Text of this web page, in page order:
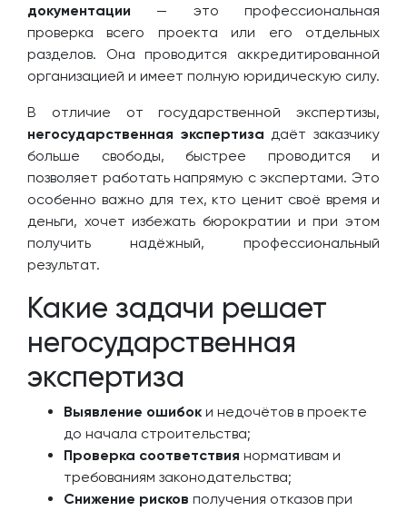
документации — это профессиональная
проверка всего проекта или его отдельных
разделов. Она проводится аккредитированной
организацией и имеет полную юридическую силу.
В отличие от государственной экспертизы,
негосударственная экспертиза даёт заказчику
больше свободы, быстрее проводится и
позволяет работать напрямую с экспертами. Это
особенно важно для тех, кто ценит своё время и
деньги, хочет избежать бюрократии и при этом
получить надёжный, профессиональный
результат.
Какие задачи решает
негосударственная
экспертиза
Выявление ошибок и недочётов в проекте
до начала строительства;
Проверка соответствия нормативам и
требованиям законодательства;
Снижение рисков получения отказов при